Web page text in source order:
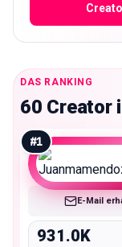
DAS RANKING
60 Creator
#1
E-Mail
931.0K